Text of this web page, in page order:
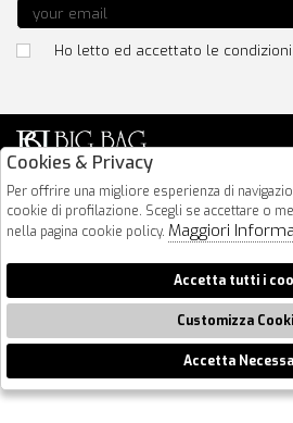
Via Nazionale 183
64026 Roseto Degli Abruzzi
085 8936219
Ho letto ed accettato le
2026 BigBag - P.iva : 00916940679
🍪
Cookies & Privacy
Per offrire una migliore esperienza di
cookie di profilazione. Scegli se accettare o
nella pagina cookie policy. Maggiori
Accetta tutti i
Customizza
Accetta